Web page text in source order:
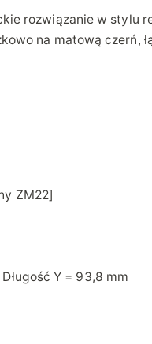
rozwiązanie w stylu
na matową czerń,
ZM22]
Y = 93,8 mm